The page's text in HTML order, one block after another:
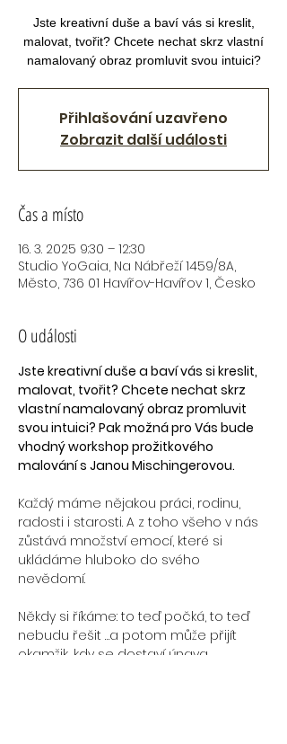
Jste kreativní duše a baví vás si kreslit,
malovat, tvořit? Chcete nechat skrz vlastní
namalovaný obraz promluvit svou intuici?
Přihlašování uzavřeno
Zobrazit další události
Čas a místo
16. 3. 2025 9:30 – 12:30
Studio YoGaia, Na Nábřeží 1459/8A,
Město, 736 01 Havířov-Havířov 1, Česko
O události
Jste kreativní duše a baví vás si kreslit,
malovat, tvořit? Chcete nechat skrz
vlastní namalovaný obraz promluvit
svou intuici? Pak možná pro Vás bude
vhodný workshop prožitkového
malování s Janou Mischingerovou.
Každý máme nějakou práci, rodinu,
radosti i starosti. A z toho všeho v nás
zůstává množství emocí, které si
ukládáme hluboko do svého
nevědomí.
Někdy si říkáme: to teď počká, to teď
nebudu řešit …a potom může přijít
okamžik, kdy se dostaví únava,